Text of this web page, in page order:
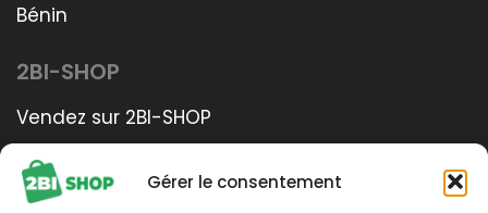
Gérer le consentement
Bénin
2BI-SHOP
Vendez sur 2BI-SHOP
Services Plus
Ecosystème 2BI